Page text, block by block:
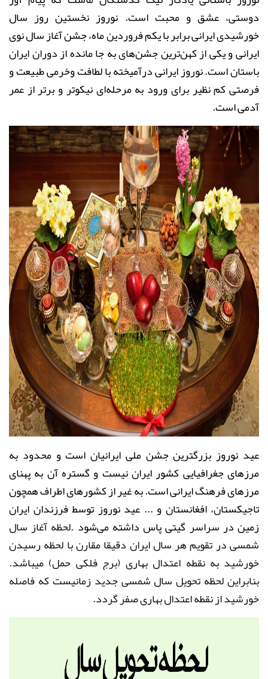
دوستی، عشق و محبت است. نوروز نخستین روز سال
خورشیدی ایرانی برابر با یکم فروردین ماه، جشن آغاز سال نوی
ایرانی و یکی از کهن‌ترین جشن‌های به جا مانده از دوران ایران
باستان است.نوروز ایرانی درآمیخته با لطافت وخرمی طبیعت و
فرصتی کم نظیر برای ورود به مرحله‌ای نیکوتر و برتر از عمر
آدمی است.
عید نوروز بزرگترین جشن ملی ایرانیان است و محدود به
مرز‌های جغرافیایی کشور ایران نیست و گستره آن به پهنای
مرز‌های فرهنگ ایرانی است. به غیر از کشور‌های اطراف همچون
تاجیکستان، افغانستان و ... عید نوروز توسط فرزندان ایران
زمین در سراسر گیتی پاس داشته می‌شود .لحظه آغاز سال
شمسی در تقویم هر سال ایران دقیقا مقارن با لحظه رسیدن
خورشید به نقطه اعتدال بهاری (برج فلکی حمل) میباشد.
بنابراین لحظه تحویل سال شمسی جدید زمانیست که فاصله
خورشید از نقطه اعتدال بهاری صفر گردد.